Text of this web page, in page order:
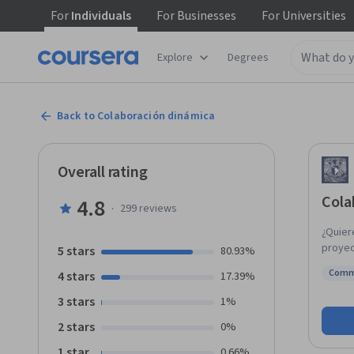
ForIndividuals ForBusinesses ForUniversities
Explore Degrees
Back to Colaboración dinámica
un
Overall rating
4.8 · 299reviews
5 stars 80.93%
4 stars 17.39%
3 stars 1%
2 stars 0%